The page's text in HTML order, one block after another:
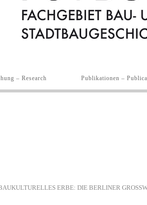
– Research Publikationen –
ERBE: DIE BERLINER